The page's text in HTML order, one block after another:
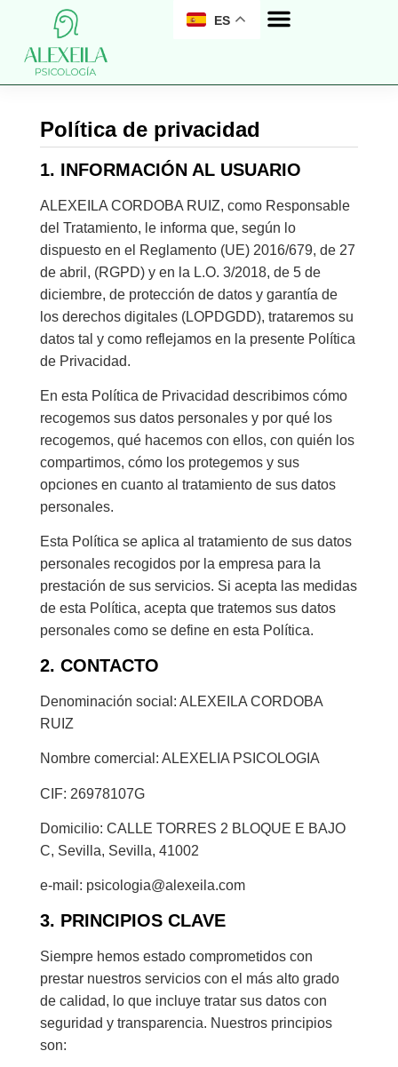
ES
Política de privacidad
1. INFORMACIÓN AL USUARIO
ALEXEILA CORDOBA RUIZ, como Responsable
del Tratamiento, le informa que, según lo
dispuesto en el Reglamento (UE) 2016/679, de 27
de abril, (RGPD) y en la L.O. 3/2018, de 5 de
diciembre, de protección de datos y garantía de
los derechos digitales (LOPDGDD), trataremos su
datos tal y como reflejamos en la presente Política
de Privacidad.
En esta Política de Privacidad describimos cómo
recogemos sus datos personales y por qué los
recogemos, qué hacemos con ellos, con quién los
compartimos, cómo los protegemos y sus
opciones en cuanto al tratamiento de sus datos
personales.
Esta Política se aplica al tratamiento de sus datos
personales recogidos por la empresa para la
prestación de sus servicios. Si acepta las medidas
de esta Política, acepta que tratemos sus datos
personales como se define en esta Política.
2. CONTACTO
Denominación social: ALEXEILA CORDOBA
RUIZ
Nombre comercial: ALEXELIA PSICOLOGIA
CIF: 26978107G
Domicilio: CALLE TORRES 2 BLOQUE E BAJO
C, Sevilla, Sevilla, 41002
e-mail: psicologia@alexeila.com
3. PRINCIPIOS CLAVE
Siempre hemos estado comprometidos con
prestar nuestros servicios con el más alto grado
de calidad, lo que incluye tratar sus datos con
seguridad y transparencia. Nuestros principios
son: